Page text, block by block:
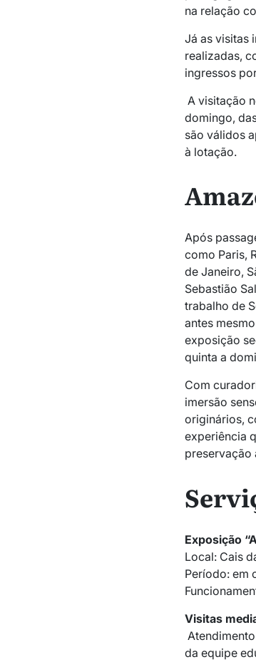
na relação
Já as visitas
realizadas,
ingressos
A visitação
domingo,
são válidos
à lotação.
Após
como Paris,
de Janeiro,
Sebastião
trabalho de
antes
exposição
quinta a
Com
imersão
originários,
experiência
preservação
Exposição
Local: Cais
Período: em
Visitas
da equipe